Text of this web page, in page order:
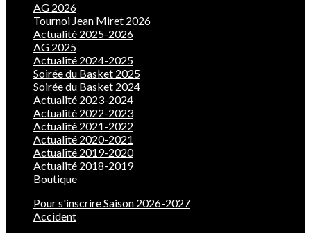
AG 2026
Tournoi Jean Miret 2026
Actualité 2025-2026
AG 2025
Actualité 2024-2025
Soirée du Basket 2025
Soirée du Basket 2024
Actualité 2023-2024
Actualité 2022-2023
Actualité 2021-2022
Actualité 2020-2021
Actualité 2019-2020
Actualité 2018-2019
Boutique
Pour s'inscrire Saison 2026-2027
Accident